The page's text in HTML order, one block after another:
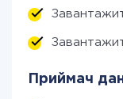
Приймач